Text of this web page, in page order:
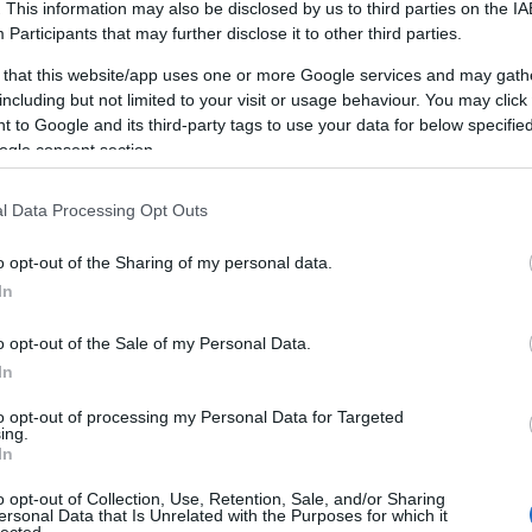
This information may also be disclosed by us to third parties on the
Participants that may further disclose it to other third parties.
that this website/app uses one or more Google services and may
but not limited to your visit or usage behaviour. You may
to Google and its third-party tags to use your data for below
consent section.
Data Processing Opt Outs
opt-out of the Sharing of my personal data.
opt-out of the Sale of my Personal Data.
opt-out of processing my Personal Data for Targeted
opt-out of Collection, Use, Retention, Sale, and/or Sharing
Data that Is Unrelated with the Purposes for which it
)
keresőoptimalizálás, hungarian goose down
pillows, legolcsóbb, természetgyógyász
budapest
Onlinemarketing101
Keresőmarketing Budpest,
keresőoptimalizálás
készítés
Onlinemarketing101
Budpestkeresőoptimalizálás
Keresooptimalizalasbudapes
Keresőoptimalizálás 2019